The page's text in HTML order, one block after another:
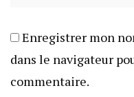
Enregistrer mon
dans le navigateur
commentaire.